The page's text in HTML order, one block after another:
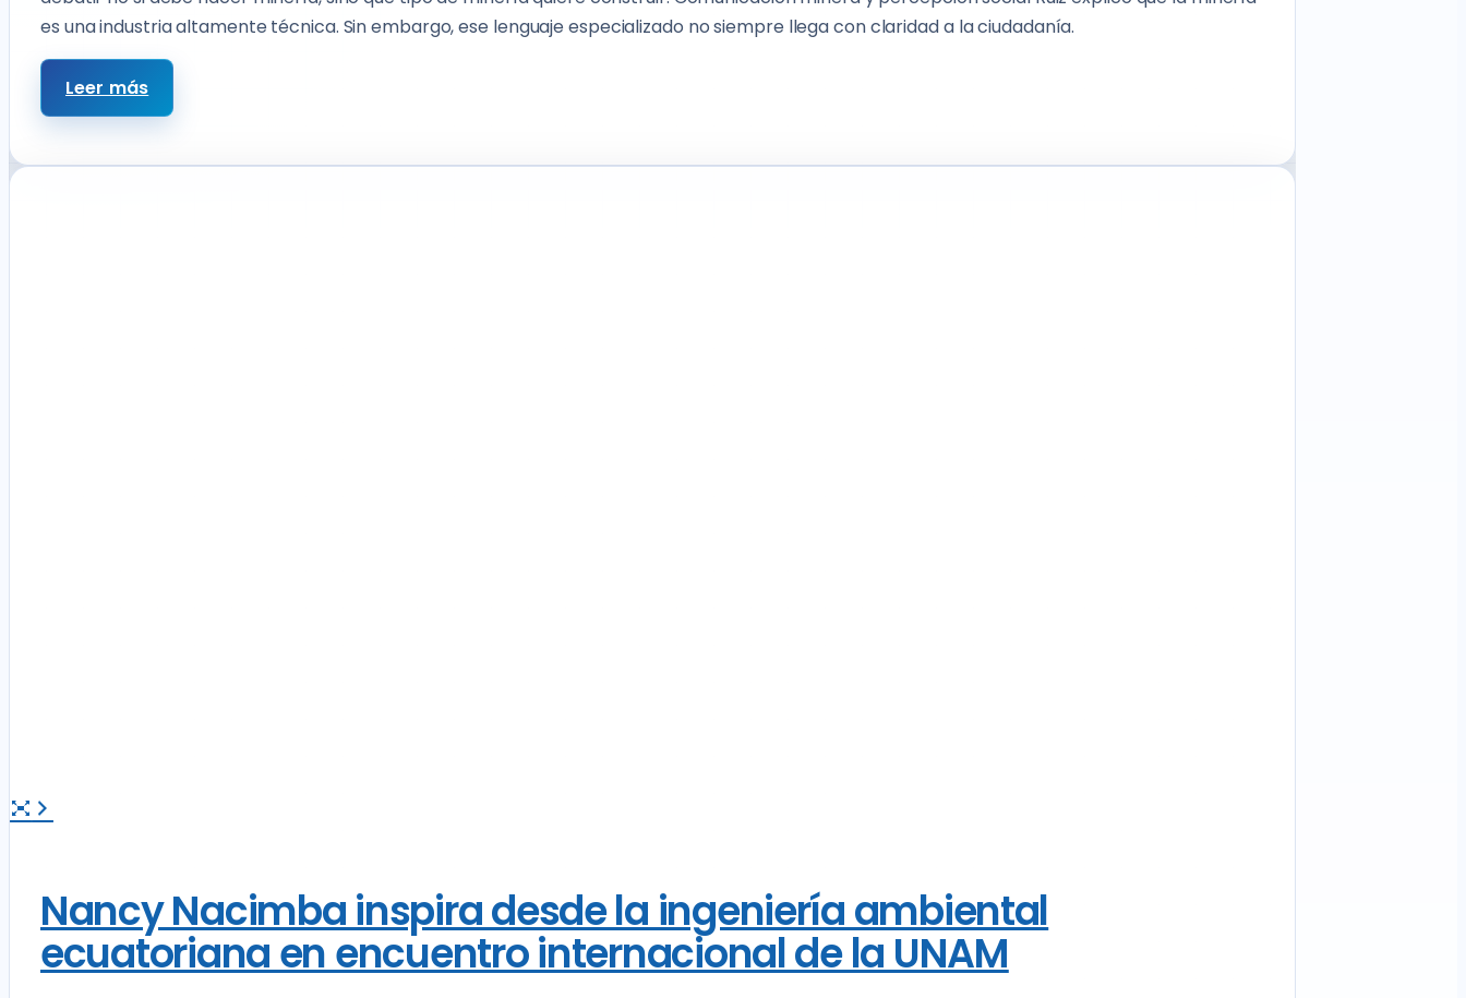
es una industria altamente técnica. Sin embargo, ese lenguaje especializado no siempre llega con claridad a la ciudadanía.
Leer más
Nancy Nacimba inspira desde la ingeniería ambiental
ecuatoriana en encuentro internacional de la UNAM